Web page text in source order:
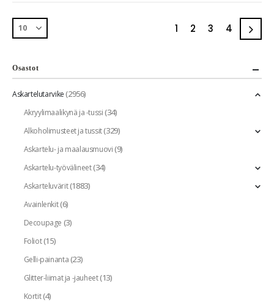
1 2 3 4
Osastot
Askartelutarvike(2956)
Akryylimaalikynä ja -tussi(34)
Alkoholimusteet ja tussit(329)
Askartelu- ja maalausmuovi(9)
Askartelu-työvälineet(34)
Askarteluvärit(1883)
Avainlenkit(6)
Decoupage (3)
Foliot(15)
Gelli-painanta(23)
Glitter-liimat ja -jauheet(13)
Kortit(4)